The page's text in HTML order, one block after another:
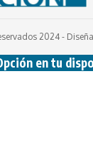
2024 -
en tu